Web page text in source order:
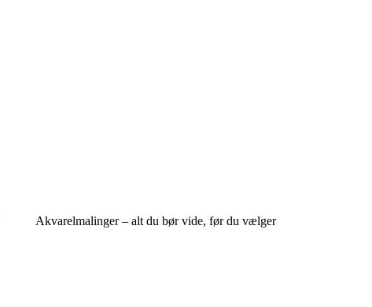
Akvarelmalinger – alt du bør vide, før du vælger